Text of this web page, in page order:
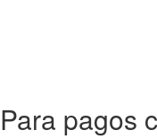
Para pagos